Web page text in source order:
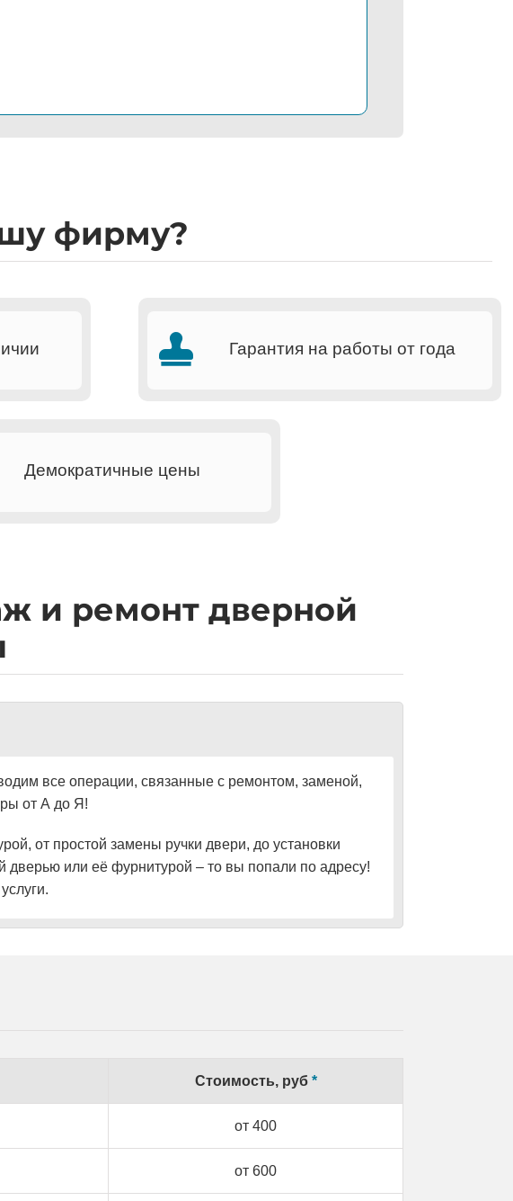
фирму?
Гарантия на работы от года
Демократичные цены
и ремонт дверной
все операции, связанные с ремонтом, заменой,
от А до Я!
от простой замены ручки двери, до установки
или её фурнитурой – то вы попали по адресу!
Стоимость, руб *
от 400
от 600